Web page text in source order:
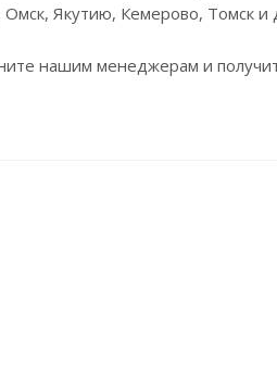
Якутию, Кемерово, Томск и
нашим менеджерам и